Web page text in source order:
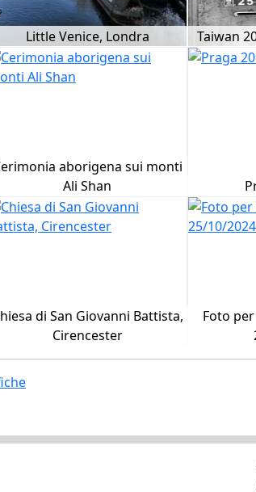
Little Venice, Londra Taiwan
aborigena sui monti
Ali Shan
di San Giovanni Battista,
Cirencester
Foto